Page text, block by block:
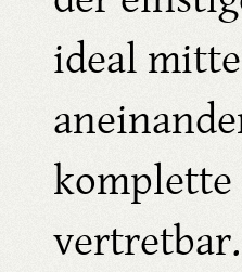
ideal
vertretbar.